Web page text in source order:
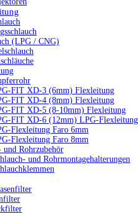
(LPG / CNG)
FIT XD-3 (6mm) Flexleitung
FIT XD-4 (8mm) Flexleitung
FIT XD-5 (8-10mm) Flexleitung
FIT XD-6 (12mm) LPG-Flexleitung
Flexleitung Faro 6mm
Flexleitung Faro 8mm
und Rohrzubehör
und Rohrmontagehalterungen